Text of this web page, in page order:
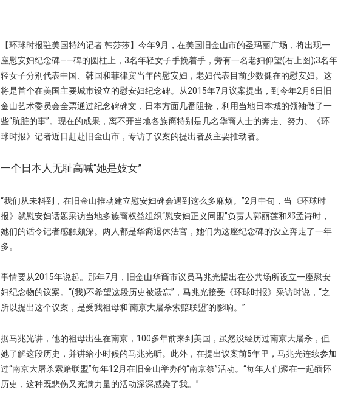
【环球时报驻美国特约记者 韩莎莎】今年9月，在美国旧金山市的圣玛丽广场，将出现一
座慰安妇纪念碑——碑的圆柱上，3名年轻女子手挽着手，旁有一名老妇仰望(右上图);3名年
轻女子分别代表中国、韩国和菲律宾当年的慰安妇，老妇代表目前少数健在的慰安妇。这
将是首个在美国主要城市设立的慰安妇纪念碑。从2015年7月议案提出，到今年2月6日旧
金山艺术委员会全票通过纪念碑碑文，日本方面几番阻挠，利用当地日本城的领袖做了一
些“肮脏的事”。现在的成果，离不开当地各族裔特别是几名华裔人士的奔走、努力。《环
球时报》记者近日赶赴旧金山市，专访了议案的提出者及主要推动者。
一个日本人无耻高喊“她是妓女”
“我们从未料到，在旧金山推动建立慰安妇碑会遇到这么多麻烦。”2月中旬，当《环球时
报》就慰安妇话题采访当地多族裔权益组织“慰安妇正义同盟”负责人郭丽莲和邓孟诗时，
她们的话令记者感触颇深。两人都是华裔退休法官，她们为这座纪念碑的设立奔走了一年
多。
事情要从2015年说起。那年7月，旧金山华裔市议员马兆光提出在公共场所设立一座慰安
妇纪念物的议案。“(我)不希望这段历史被遗忘”，马兆光接受《环球时报》采访时说，“之
所以提出这个议案，是受我祖母和‘南京大屠杀索赔联盟’的影响。”
据马兆光讲，他的祖母出生在南京，100多年前来到美国，虽然没经历过南京大屠杀，但
她了解这段历史，并讲给小时候的马兆光听。此外，在提出议案前5年里，马兆光连续参加
过“南京大屠杀索赔联盟”每年12月在旧金山举办的“南京祭”活动。“每年人们聚在一起缅怀
历史，这种既悲伤又充满力量的活动深深感染了我。”